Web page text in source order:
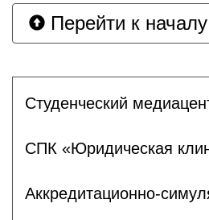
Перейти к
Студенческий
СПК «Юридическая
Аккредитационно-